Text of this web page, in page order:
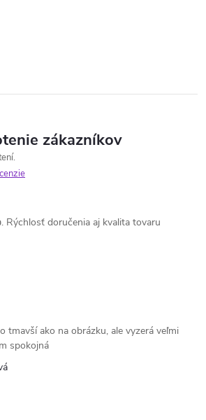
zákazníkov
Rýchlosť doručenia aj kvalita tovaru
tmavší ako na obrázku, ale vyzerá veľmi
spokojná